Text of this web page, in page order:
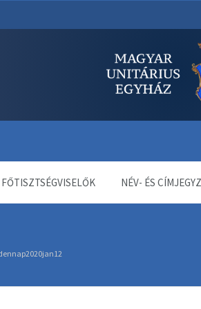
FŐTISZTSÉGVISELŐK NÉV- ÉS